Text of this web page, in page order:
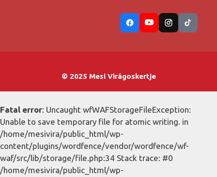
© 2025 Mesi Virágoskertje
Fatal error: Uncaught wfWAFStorageFileException:
Unable to save temporary file for atomic writing. in
/home/mesivira/public_html/wp-
content/plugins/wordfence/vendor/wordfence/wf-
waf/src/lib/storage/file.php:34 Stack trace: #0
/home/mesivira/public_html/wp-